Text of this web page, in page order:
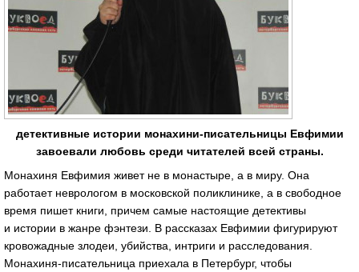
детективные истории монахини-писательницы Евфимии
завоевали любовь среди читателей всей страны.
Монахиня Евфимия живет не в монастыре, а в миру. Она
работает неврологом в московской поликлинике, а в свободное
время пишет книги, причем самые настоящие детективы
и истории в жанре фэнтези. В рассказах Евфимии фигурируют
кровожадные злодеи, убийства, интриги и расследования.
Монахиня-писательница приехала в Петербург, чтобы